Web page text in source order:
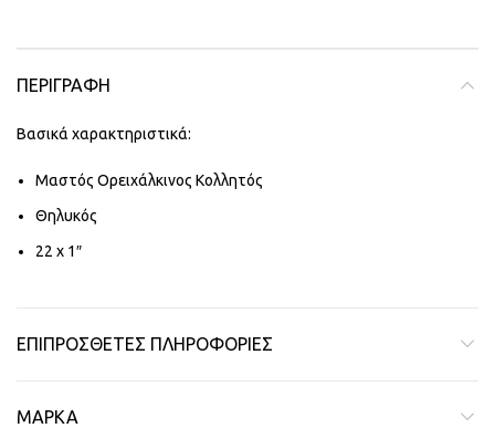
ΠΕΡΙΓΡΑΦΉ
Βασικά χαρακτηριστικά:
Μαστός Ορειχάλκινος Κολλητός
Θηλυκός
22 x 1″
ΕΠΙΠΡΌΣΘΕΤΕΣ ΠΛΗΡΟΦΟΡΊΕΣ
ΜΆΡΚΑ